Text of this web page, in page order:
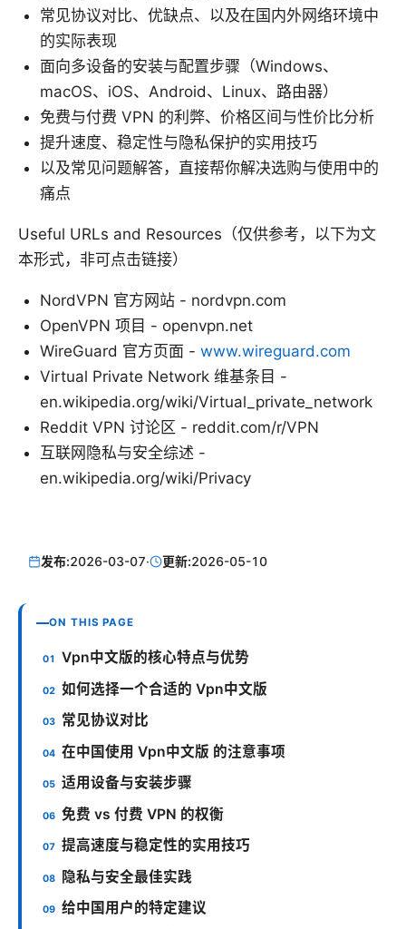
常见协议对比、优缺点、以及在国内外网络环境中
的实际表现
面向多设备的安装与配置步骤（Windows、
macOS、iOS、Android、Linux、路由器）
免费与付费 VPN 的利弊、价格区间与性价比分析
提升速度、稳定性与隐私保护的实用技巧
以及常见问题解答，直接帮你解决选购与使用中的
痛点
Useful URLs and Resources（仅供参考，以下为文
本形式，非可点击链接）
NordVPN 官方网站 - nordvpn.com
OpenVPN 项目 - openvpn.net
WireGuard 官方页面 - www.wireguard.com
Virtual Private Network 维基条目 -
en.wikipedia.org/wiki/Virtual_private_network
Reddit VPN 讨论区 - reddit.com/r/VPN
互联网隐私与安全综述 -
en.wikipedia.org/wiki/Privacy
发布:2026-03-07· 更新:2026-05-10
ON THIS PAGE
Vpn中文版的核心特点与优势
如何选择一个合适的 Vpn中文版
常见协议对比
在中国使用 Vpn中文版 的注意事项
适用设备与安装步骤
免费 vs 付费 VPN 的权衡
提高速度与稳定性的实用技巧
隐私与安全最佳实践
给中国用户的特定建议